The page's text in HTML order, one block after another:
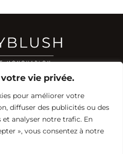
vie privée.
pour améliorer votre
diffuser des publicités ou des
analyser notre trafic. En
», vous consentez à notre
SOCIAUX
YOUTUBE
PINTEREST